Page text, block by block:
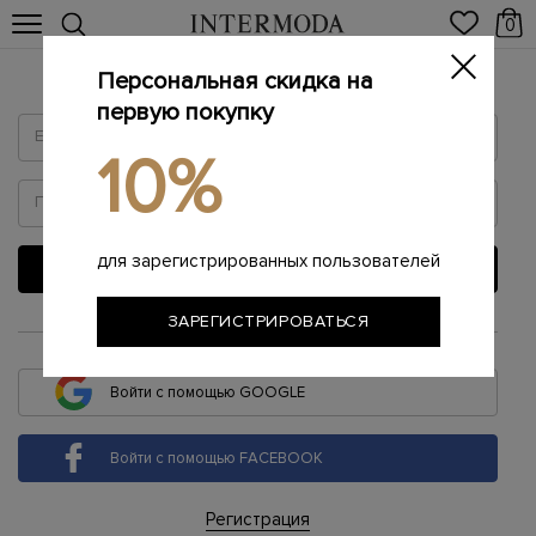
0
Войти
ВОЙТИ
или
Войти с помощью GOOGLE
Войти с помощью FACEBOOK
Регистрация
Персональная скидка на
первую покупку
10%
для зарегистрированных пользователей
ЗАРЕГИСТРИРОВАТЬСЯ